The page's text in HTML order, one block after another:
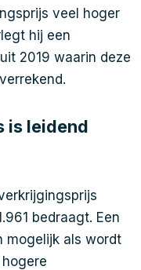
veel hoger
hij een
2019 waarin deze
is leidend
bedraagt. Een
mogelijk als wordt